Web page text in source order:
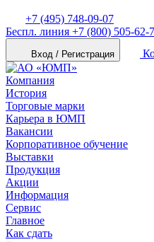
+7 (495) 748-09-07
Беспл. линия +7 (800) 505-62-
Вход / Регистрация
Компания
История
Торговые марки
Карьера в ЮМП
Вакансии
Корпоративное обучение
Выставки
Продукция
Акции
Информация
Сервис
Главное
Как сдать